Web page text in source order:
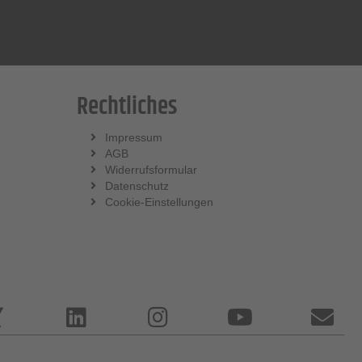
Rechtliches
Impressum
AGB
Widerrufsformular
Datenschutz
Cookie-Einstellungen